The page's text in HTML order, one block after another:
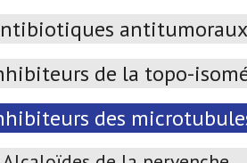
antitumoraux
de la topo-
des